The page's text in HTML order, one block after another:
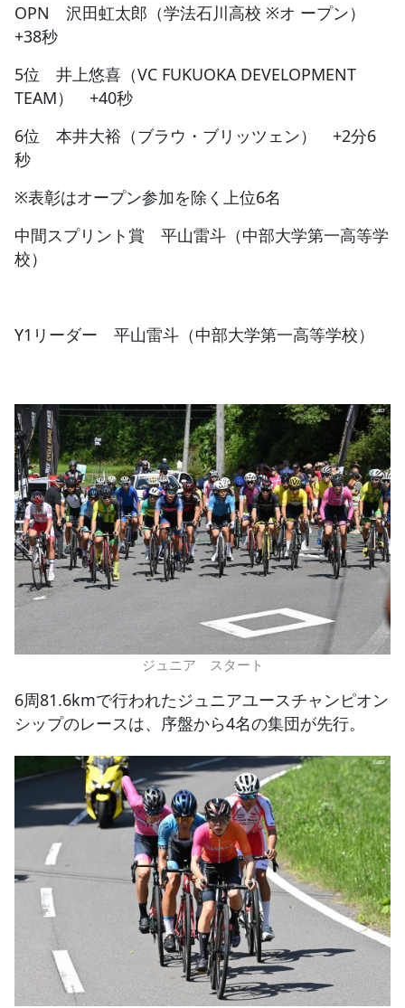
OPN 沢田虹太郎（学法石川高校 ※オ ープン）
+38秒
5位 井上悠喜（VC FUKUOKA DEVELOPMENT
TEAM） +40秒
6位 本井大裕（ブラウ・ブリッツェン） +2分6
秒
※表彰はオープン参加を除く上位6名
中間スプリント賞 平山雷斗（中部大学第一高等学
校）
Y1リーダー 平山雷斗（中部大学第一高等学校）
ジュニア スタート
6周81.6kmで行われたジュニアユースチャンピオン
シップのレースは、序盤から4名の集団が先行。